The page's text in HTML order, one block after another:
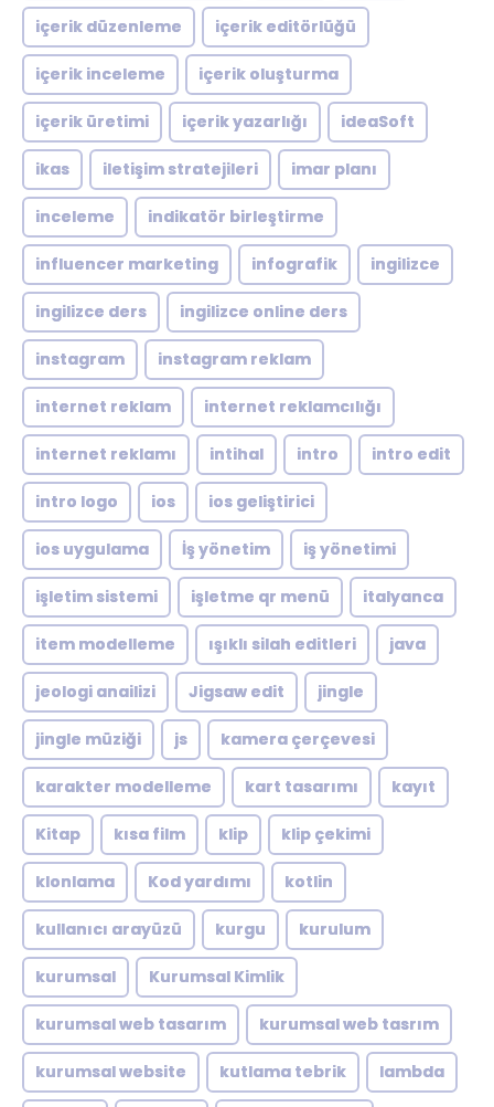
içerik düzenleme içerik editörlüğü
içerik inceleme içerik oluşturma
içerik üretimi içerik yazarlığı ideaSoft
ikas iletişim stratejileri imar planı
inceleme indikatör birleştirme
influencer marketing infografik ingilizce
ingilizce ders ingilizce online ders
instagram instagram reklam
internet reklam internet reklamcılığı
internet reklamı intihal intro intro edit
intro logo ios ios geliştirici
ios uygulama İş yönetim iş yönetimi
işletim sistemi işletme qr menü italyanca
item modelleme ışıklı silah editleri java
jeologi anailizi Jigsaw edit jingle
jingle müziği js kamera çerçevesi
karakter modelleme kart tasarımı kayıt
Kitap kısa film klip klip çekimi
klonlama Kod yardımı kotlin
kullanıcı arayüzü kurgu kurulum
kurumsal Kurumsal Kimlik
kurumsal web tasarım kurumsal web tasrım
kurumsal website kutlama tebrik lambda